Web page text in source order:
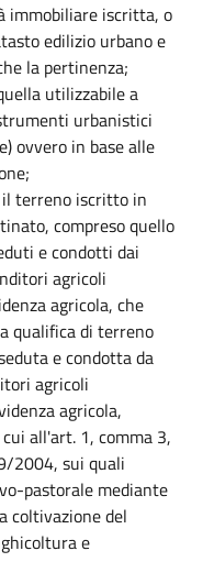
immobiliare iscritta, o
edilizio urbano e
la pertinenza;
utilizzabile a
urbanistici
ovvero in base alle
terreno iscritto in
compreso quello
e condotti dai
agricoli
agricola, che
qualifica di terreno
e condotta da
agricoli
agricola,
all'art. 1, comma 3,
2004, sui quali
pastorale mediante
coltivazione del
e